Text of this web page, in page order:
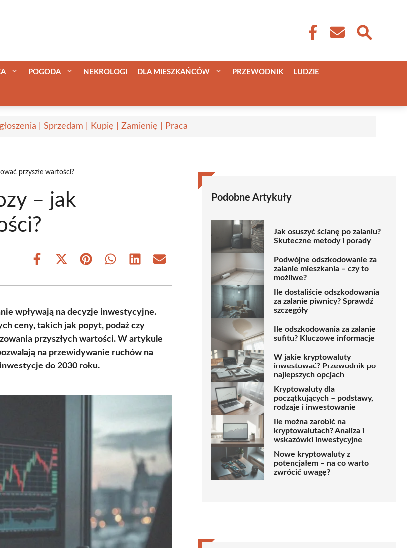
POGODA NEKROLOGI DLA MIESZKAŃCÓW PRZEWODNIK LUDZIE
| Sprzedam | Kupię | Zamienię | Praca
przyszłe wartości?
– jak
Share
Share
(Twitter)
Share Share Share Share
wpływają na decyzje inwestycyjne.
ceny, takich jak popyt, podaż czy
przyszłych wartości. W artykule
na przewidywanie ruchów na
do 2030 roku.
Podobne Artykuły
Jak osuszyć ścianę po zalaniu?
Skuteczne metody i porady
Podwójne odszkodowanie za
zalanie mieszkania – czy to
możliwe?
Ile dostaliście odszkodowania
za zalanie piwnicy? Sprawdź
szczegóły
Ile odszkodowania za zalanie
sufitu? Kluczowe informacje
W jakie kryptowaluty
inwestować? Przewodnik po
najlepszych opcjach
Kryptowaluty dla
początkujących – podstawy,
rodzaje i inwestowanie
Ile można zarobić na
kryptowalutach? Analiza i
wskazówki inwestycyjne
Nowe kryptowaluty z
potencjałem – na co warto
zwrócić uwagę?